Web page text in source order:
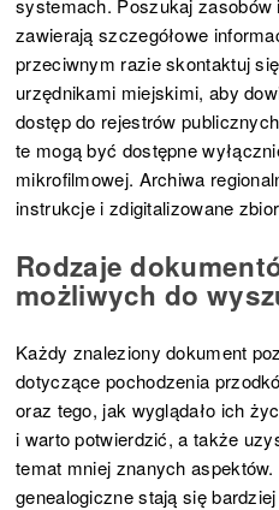
systemach. Poszukaj zasobów
zawierają szczegółowe
przeciwnym razie skontaktuj
urzędnikami miejskimi, aby
dostęp do rejestrów
te mogą być dostępne
mikrofilmowej. Archiwa
instrukcje i zdigitalizowane
Rodzaje
możliwych do
Każdy znaleziony dokument
dotyczące pochodzenia
oraz tego, jak wyglądało ich
i warto potwierdzić, a także
temat mniej znanych
genealogiczne stają się